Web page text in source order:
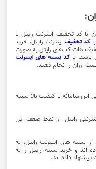
با کد تخفیف اینترنت رایتل با
کد تخفیفاینترنت رایتل، خرید
هات کد های رایتل به صورت
باشد. باکد بسته های اینترنت
ارزان را انجام دهید.
این سامانه با کیفیت بالا بسته
رایتل، از نقاط ضعف این
از بسته های اینترنت رایتل، به
راضی بوده اند و خرید بسته رایتل را به
داده اند.